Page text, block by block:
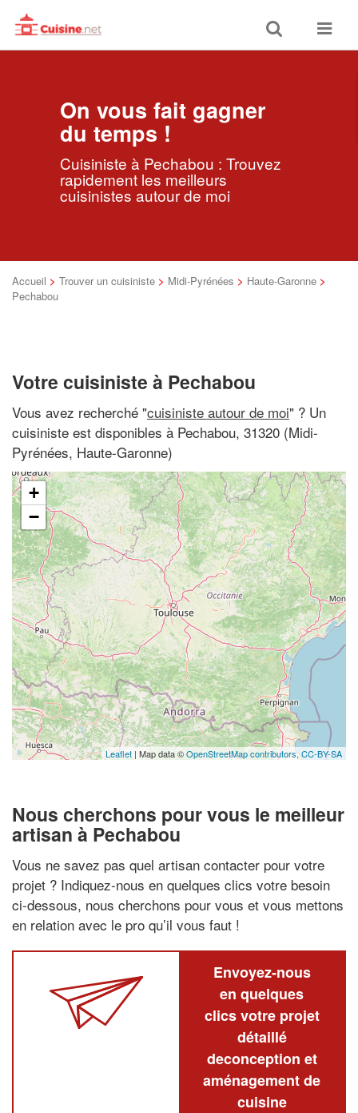
Toggle
search
Toggle
On vous fait gagner
du temps !
Cuisiniste à Pechabou : Trouvez
rapidement les meilleurs
cuisinistes autour de moi
Accueil > Trouver un cuisiniste > Midi-Pyrénées > Haute-Garonne >
Pechabou
Votre cuisiniste à Pechabou
Vous avez recherché "cuisiniste autour de moi" ? Un
cuisiniste est disponibles à Pechabou, 31320 (Midi-
Pyrénées, Haute-Garonne)
+
−
Leaflet | Map data ©OpenStreetMap contributors,CC-BY-SA
Nous cherchons pour vous le meilleur
artisan à Pechabou
Vous ne savez pas quel artisan contacter pour votre
projet ? Indiquez-nous en quelques clics votre besoin
ci-dessous, nous cherchons pour vous et vous mettons
en relation avec le pro qu’il vous faut !
Envoyez-nous
en quelques
clics votre projet
détaillé
deconception et
aménagement de
cuisine